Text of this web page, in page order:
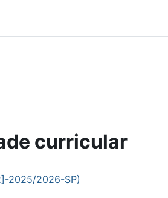
curricular
2025/2026-SP)